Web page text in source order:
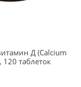
Д (Calcium
120 таблеток